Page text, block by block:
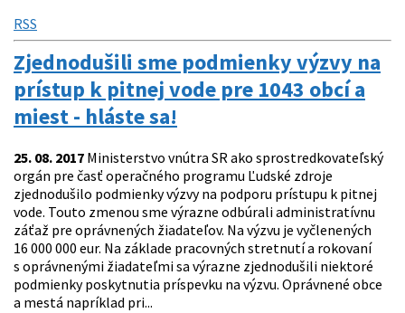
RSS
Zjednodušili sme podmienky výzvy na
prístup k pitnej vode pre 1043 obcí a
miest - hláste sa!
25. 08. 2017 Ministerstvo vnútra SR ako sprostredkovateľský
orgán pre časť operačného programu Ľudské zdroje
zjednodušilo podmienky výzvy na podporu prístupu k pitnej
vode. Touto zmenou sme výrazne odbúrali administratívnu
záťaž pre oprávnených žiadateľov. Na výzvu je vyčlenených
16 000 000 eur. Na základe pracovných stretnutí a rokovaní
s oprávnenými žiadateľmi sa výrazne zjednodušili niektoré
podmienky poskytnutia príspevku na výzvu. Oprávnené obce
a mestá napríklad pri...